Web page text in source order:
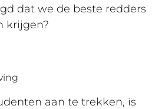
dat we de beste redders
krijgen?
aan te trekken, is